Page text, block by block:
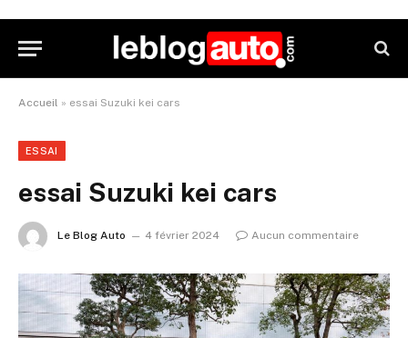
Accueil » essai Suzuki kei cars
ESSAI
essai Suzuki kei cars
Le Blog Auto 4 février 2024 Aucun commentaire